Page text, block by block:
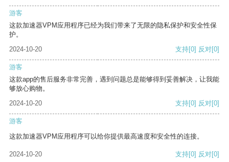
游客
这款加速器VPM应用程序已经为我们带来了无限的隐私保护和安全性保
护。
2024-10-20
支持[0] 反对[0]
游客
这款app的售后服务非常完善，遇到问题总是能够得到妥善解决，让我能
够放心购物。
2024-10-20
支持[0] 反对[0]
游客
这款加速器VPM应用程序可以给你提供最高速度和安全性的连接。
2024-10-20 支持[0] 反对[0]